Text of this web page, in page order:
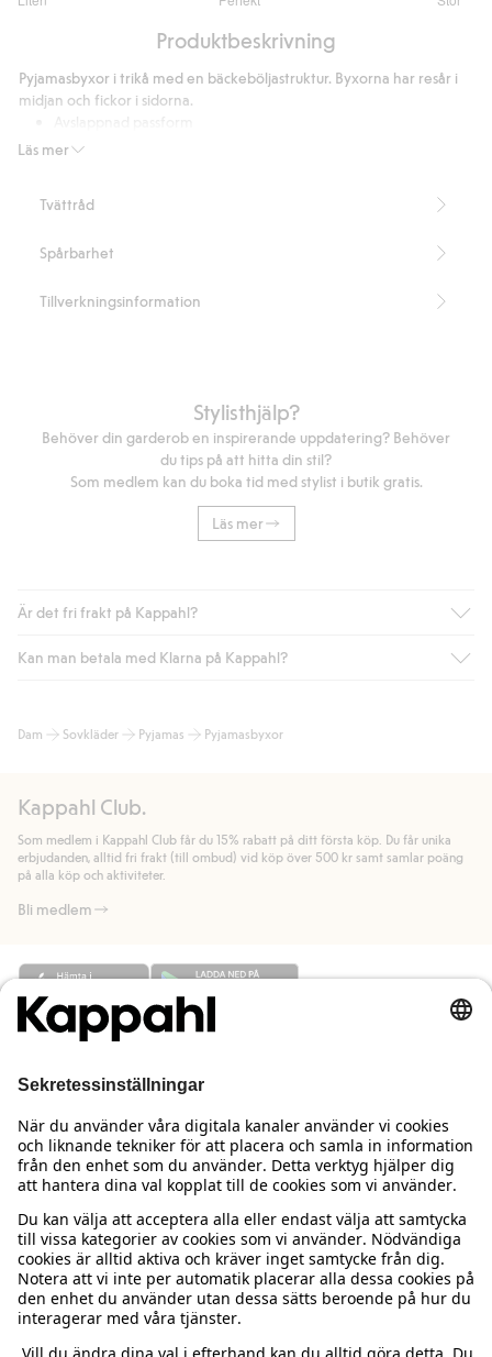
utav
17
betyg
Produktbeskrivning
Läs mer
Pyjamasbyxor i trikå med en bäckeböljastruktur. Byxorna har resår i
midjan och fickor i sidorna.
Resår i midjan
Artikelnummer
Tvättråd
Spårbarhet
Tillverkningsinformation
Stylisthjälp?
Behöver din garderob en inspirerande uppdatering? Behöver
du tips på att hitta din stil?
Som medlem kan du boka tid med stylist i butik gratis.
Läs mer
Är det fri frakt på Kappahl?
Är du medlem i Kappahl Club har du alltid gratis frakt till butik
automatik efter du loggat in och identifierats som medlem.
handlar för.
Läs mer
Kan man betala med Klarna på Kappahl?
bland annat faktura och swish men även andra betalningssätt.
allmänna villkor.
Läs mer
Dam Sovkläder Pyjamas Pyjamasbyxor
Kappahl Club.
Som medlem i Kappahl Club får du 15% rabatt på ditt första köp. Du får unika
erbjudanden, alltid fri frakt (till ombud) vid köp över 500 kr samt samlar poäng
på alla köp och aktiviteter.
Bli medlem
Behöver du hjälp?
Kundservice
Vanliga frågor
Beställning & retur
Kontakta oss
Kappahl Club
Logga in
Kappahl Club
Medlemsvillkor
Om oss
Om Kappahl Group
Villkor & policy
Köpvillkor Sverige
Mer från oss